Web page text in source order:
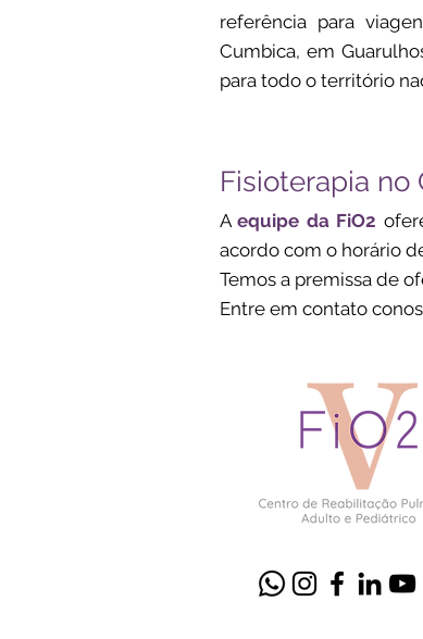
referência para
Cumbica, em
para todo o território
Fisioterapia no
Aequipe da FiO2
acordo com o horário
Temos a premissa de
Entre em contato